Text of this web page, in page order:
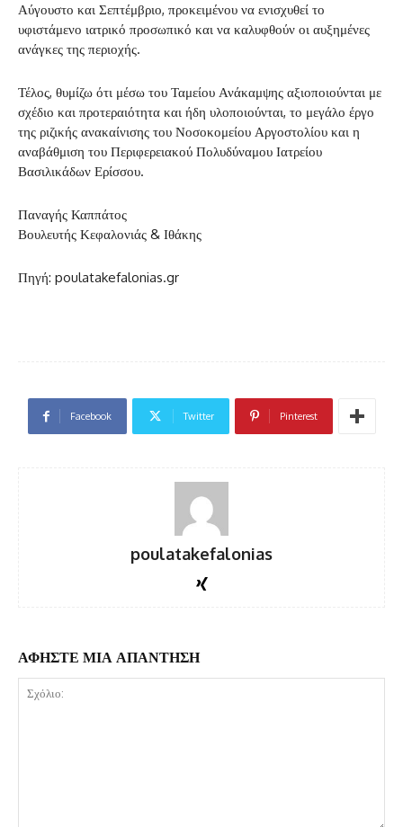
Αύγουστο και Σεπτέμβριο, προκειμένου να ενισχυθεί το
υφιστάμενο ιατρικό προσωπικό και να καλυφθούν οι αυξημένες
ανάγκες της περιοχής.
Τέλος, θυμίζω ότι μέσω του Ταμείου Ανάκαμψης αξιοποιούνται με
σχέδιο και προτεραιότητα και ήδη υλοποιούνται, το μεγάλο έργο
της ριζικής ανακαίνισης του Νοσοκομείου Αργοστολίου και η
αναβάθμιση του Περιφερειακού Πολυδύναμου Ιατρείου
Βασιλικάδων Ερίσσου.
Παναγής Καππάτος
Βουλευτής Κεφαλονιάς & Ιθάκης
Πηγή: poulatakefalonias.gr
Facebook Twitter Pinterest
poulatakefalonias
ΑΦΗΣΤΕ ΜΙΑ ΑΠΑΝΤΗΣΗ